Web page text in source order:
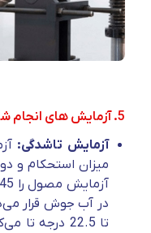
5. آزمایش های انجام شده روی میلگردهای اصل
آزمایش تاشدگی:
میزان استحکام و
در آب جوش قرار
تا 22.5 درجه